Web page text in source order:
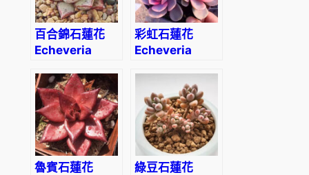
百合錦石蓮花
Echeveria
white form
彩虹石蓮花
Echeveria
魯賓石蓮花
綠豆石蓮花